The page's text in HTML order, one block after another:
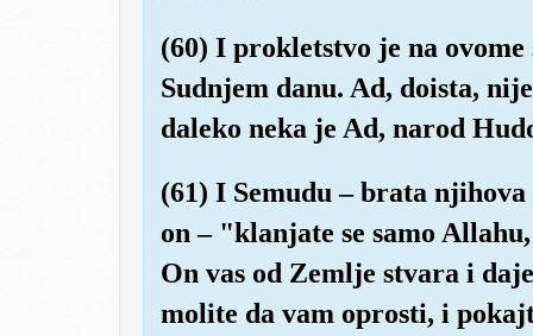
(60) I prokletstvo je na
Sudnjem danu. Ad, doista,
daleko neka je Ad, narod
(61) I Semudu – brata
on – "klanjate se samo
On vas od Zemlje stvara i
molite da vam oprosti, i